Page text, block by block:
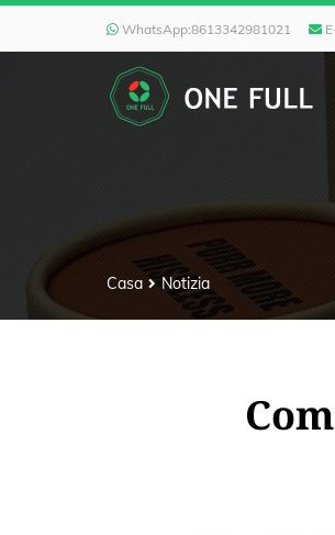
WhatsApp:8613342981021
Casa Notizia